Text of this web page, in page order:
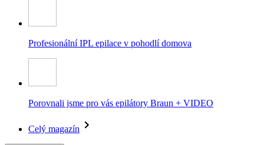
Profesionální IPL epilace v pohodlí domova
Porovnali jsme pro vás epilátory Braun + VIDEO
Celý magazín